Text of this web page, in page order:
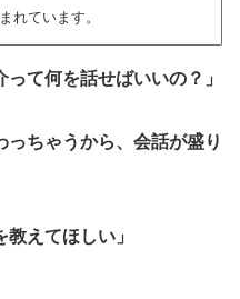
れています。
って何を話せばいいの？」
っちゃうから、会話が盛り
教えてほしい」